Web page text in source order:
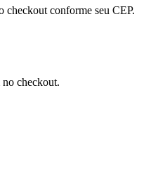
checkout conforme seu CEP.
no checkout.